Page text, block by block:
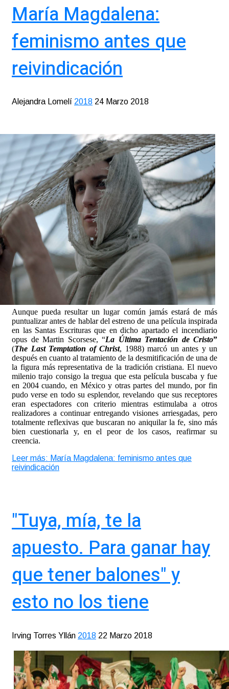
María Magdalena:
feminismo antes que
reivindicación
Alejandra Lomelí 2018 24 Marzo 2018
Aunque pueda resultar un lugar común jamás estará de más
puntualizar antes de hablar del estreno de una película inspirada
en las Santas Escrituras que en dicho apartado el incendiario
opus de Martin Scorsese, “La Última Tentación de Cristo”
(The Last Temptation of Christ, 1988) marcó un antes y un
después en cuanto al tratamiento de la desmitificación de una de
la figura más representativa de la tradición cristiana. El nuevo
milenio trajo consigo la tregua que esta película buscaba y fue
en 2004 cuando, en México y otras partes del mundo, por fin
pudo verse en todo su esplendor, revelando que sus receptores
eran espectadores con criterio mientras estimulaba a otros
realizadores a continuar entregando visiones arriesgadas, pero
totalmente reflexivas que buscaran no aniquilar la fe, sino más
bien cuestionarla y, en el peor de los casos, reafirmar su
creencia.
Leer más: María Magdalena: feminismo antes que
reivindicación
"Tuya, mía, te la
apuesto. Para ganar hay
que tener balones" y
esto no los tiene
Irving Torres Yllán 2018 22 Marzo 2018